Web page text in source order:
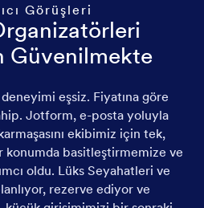
Görüşleri
Güvenilmekte
eşsiz. Fiyatına göre
Jotform, e-posta yoluyla
ekibimiz için tek,
basitleştirmemize ve
oldu. Lüks Seyahatleri ve
rezerve ediyor ve